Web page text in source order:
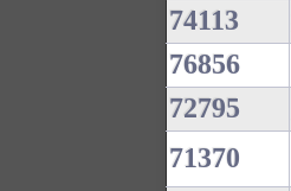
74113
76856
72795
71370